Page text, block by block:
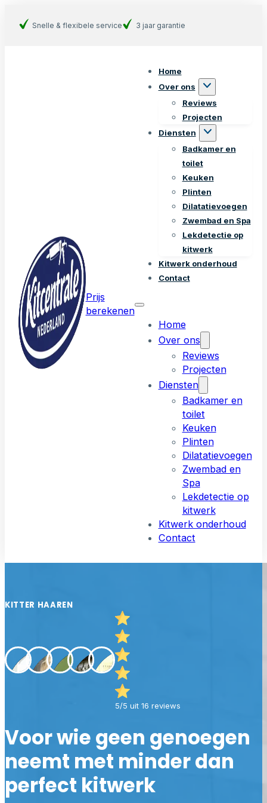
Snelle & flexibele service 3 jaar garantie
Home
Over ons
Reviews
Projecten
Diensten
Badkamer en
toilet
Keuken
Plinten
Dilatatievoegen
Zwembad en Spa
Lekdetectie op
kitwerk
Kitwerk onderhoud
Contact
Home
Over ons
Reviews
Projecten
Diensten
Badkamer en
toilet
Keuken
Plinten
Dilatatievoegen
Zwembad en
Spa
Lekdetectie op
kitwerk
Kitwerk onderhoud
Contact
Prijs
berekenen
KITTER HAAREN
5/5 uit 16 reviews
Voor wie geen genoegen
neemt met minder dan
perfect kitwerk